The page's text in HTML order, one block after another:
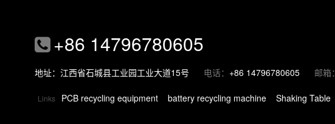
+86 14796780605
地址：江西省石城县工业园工业大道15号 电话： +86 14796780605 邮箱：
Links PCB recycling equipment battery recycling machine Shaking Table